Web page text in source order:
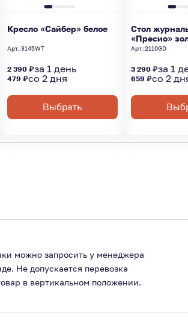
Кресло «Сайбер» белое
Арт.:3145WT
2 390 ₽за 1 день
479 ₽со 2 дня
Выбрать
Стол
«Пресио»
48
Арт.:2110GD
3 290 ₽за 1
659 ₽со 2
можно запросить у менеджера
Не допускается перевозка
в вертикальном положении.